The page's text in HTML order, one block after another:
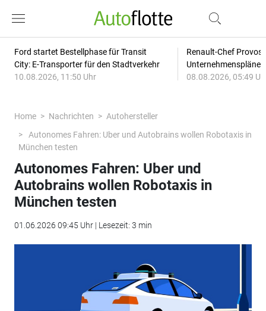
Ford startet Bestellphase für Transit
City: E-Transporter für den Stadtverkehr
10.08.2026, 11:50 Uhr
Renault-Chef
08.08.2026, 05:49
Home Nachrichten
Autohersteller
Autonomes Fahren: Uber und Autobrains wollen Robotaxis in
München testen
Autonomes Fahren: Uber und
Autobrains wollen Robotaxis in
München testen
01.06.2026 09:45 Uhr | Lesezeit: 3 min